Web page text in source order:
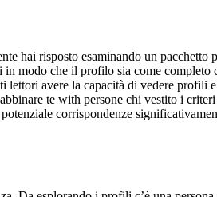
hai risposto esaminando un pacchetto
modo che il profilo sia come
avere la capacità di vedere profili
te with persone chi vestito i
corrispondenze